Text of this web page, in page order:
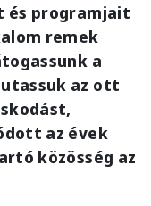
és programjait
remek
a
az ott
az évek
közösség az